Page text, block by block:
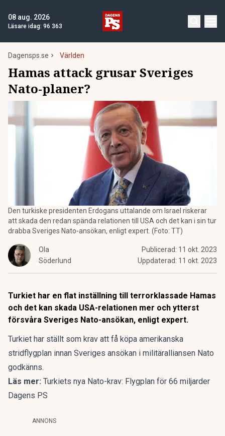
08 aug. 2026
Läsare idag: 96 363
Dagensps.se Världen
Hamas attack grusar Sveriges
Nato-planer?
Den turkiske presidenten Erdogans uttalande om Israel riskerar
att skada den redan spända relationen till USA och det kan i sin tur
drabba Sveriges Nato-ansökan, enligt expert. (Foto: TT)
Ola
Söderlund
Publicerad: 11 okt. 2023
Uppdaterad: 11 okt. 2023
Turkiet har en flat inställning till terrorklassade Hamas
och det kan skada USA-relationen mer och ytterst
försvåra Sveriges Nato-ansökan, enligt expert.
Turkiet har ställt som krav att få köpa amerikanska
stridflygplan innan Sveriges ansökan i militäralliansen Nato
godkänns.
Läs mer: Turkiets nya Nato-krav: Flygplan för 66 miljarder
Dagens PS
ANNONS